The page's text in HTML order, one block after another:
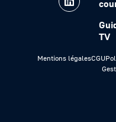
TV
Mentions légalesCGU